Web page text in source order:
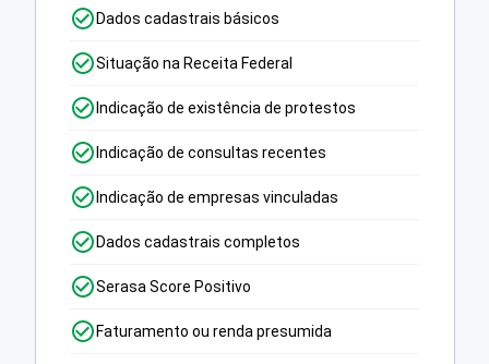
Dados cadastrais básicos
Situação na Receita Federal
Indicação de existência de protestos
Indicação de consultas recentes
Indicação de empresas vinculadas
Dados cadastrais completos
Serasa Score Positivo
Faturamento ou renda presumida